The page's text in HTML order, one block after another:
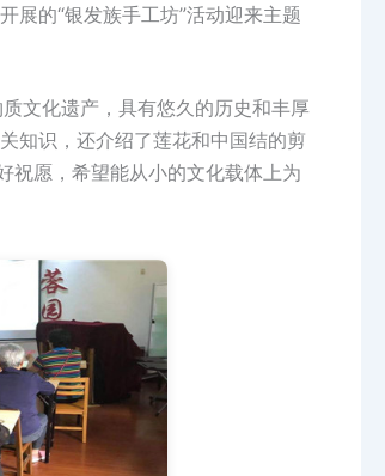
展的“银发族手工坊”活动迎来主题
化遗产，具有悠久的历史和丰厚
知识，还介绍了莲花和中国结的剪
祝愿，希望能从小的文化载体上为